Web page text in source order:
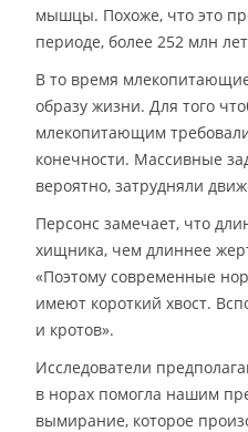
мышцы. Похоже, что это
периоде, более 252 млн
В то время
образу жизни. Для того
млекопитающим
конечности. Массивные
вероятно, затрудняли
Персонс замечает, что
хищника, чем длиннее
«Поэтому современные
имеют короткий хвост.
и кротов».
Исследователи
в норах помогла нашим
вымирание, которое